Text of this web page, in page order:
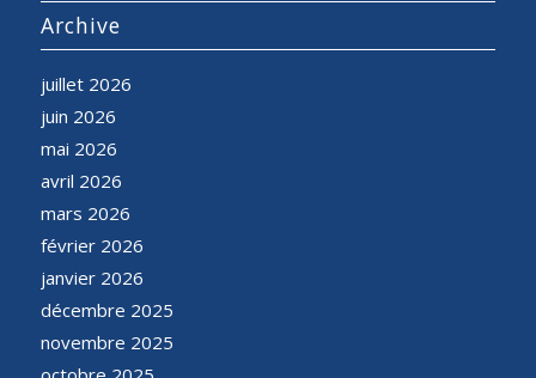
Archive
juillet 2026
juin 2026
mai 2026
avril 2026
mars 2026
février 2026
janvier 2026
décembre 2025
novembre 2025